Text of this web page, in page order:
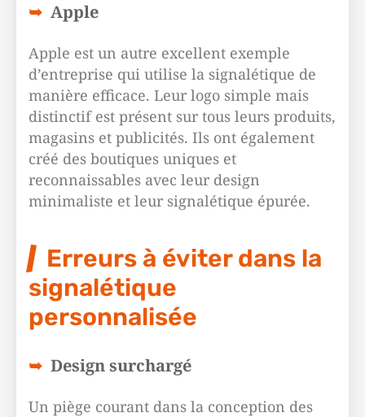
Apple
Apple est un autre excellent exemple
d’entreprise qui utilise la signalétique de
manière efficace. Leur logo simple mais
distinctif est présent sur tous leurs produits,
magasins et publicités. Ils ont également
créé des boutiques uniques et
reconnaissables avec leur design
minimaliste et leur signalétique épurée.
Erreurs à éviter dans la
signalétique
personnalisée
Design surchargé
Un piège courant dans la conception des